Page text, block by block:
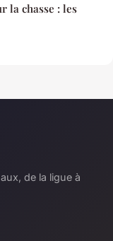
la chasse : les
de la ligue à